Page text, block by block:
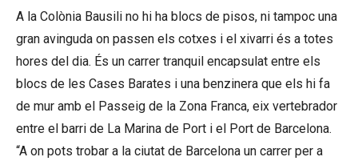
A la Colònia Bausili no hi ha blocs de pisos, ni tampoc una
gran avinguda on passen els cotxes i el xivarri és a totes
hores del dia. És un carrer tranquil encapsulat entre els
blocs de les Cases Barates i una benzinera que els hi fa
de mur amb el Passeig de la Zona Franca, eix vertebrador
entre el barri de La Marina de Port i el Port de Barcelona.
“A on pots trobar a la ciutat de Barcelona un carrer per a